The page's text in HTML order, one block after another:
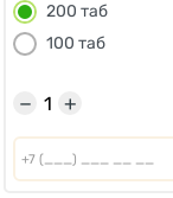
200 таб
100 таб
+
−